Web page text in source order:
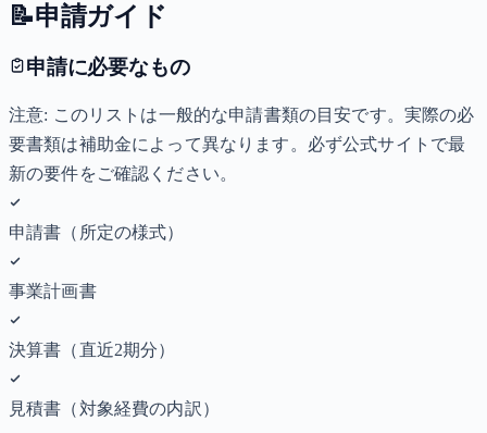
📝申請ガイド
申請に必要なもの
注意: このリストは一般的な申請書類の目安です。実際の必
要書類は補助金によって異なります。必ず公式サイトで最
新の要件をご確認ください。
申請書（所定の様式）
事業計画書
決算書（直近2期分）
見積書（対象経費の内訳）